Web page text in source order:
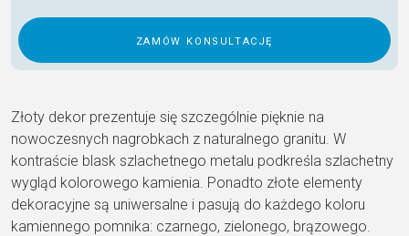
zamów konsultację
Złoty dekor prezentuje się szczególnie pięknie na
nowoczesnych nagrobkach z naturalnego granitu. W
kontraście blask szlachetnego metalu podkreśla szlachetny
wygląd kolorowego kamienia. Ponadto złote elementy
dekoracyjne są uniwersalne i pasują do każdego koloru
kamiennego pomnika: czarnego, zielonego, brązowego.